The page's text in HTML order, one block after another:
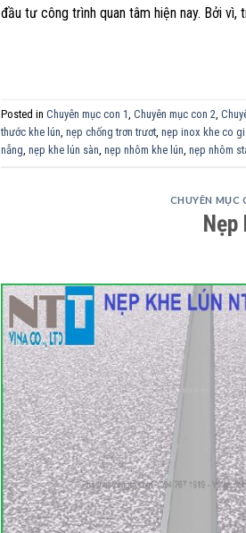
đầu tư công trình quan tâm hiện nay. Bởi
Posted in Chuyên mục con 1, Chuyên mục con 2,
thước khe lún, nẹp chống trơn trươt, nẹp inox khe co
nẵng, nẹp khe lún sàn, nẹp nhôm khe lún, nẹp nhôm
CHUYÊN MỤC